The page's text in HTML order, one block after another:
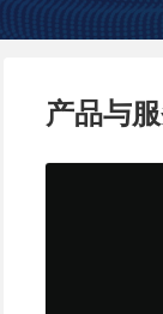
产品与